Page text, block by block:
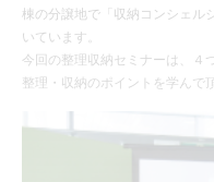
棟の分譲地で「収納コンシェル
いています。
今回の整理収納セミナーは、４
整理・収納のポイントを学んで